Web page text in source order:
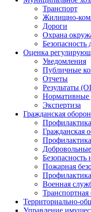
Транспорт
Жилищно-
Дороги
Охрана
Оценка
Уведомления
Публичные
Отчеты
Результаты
Нормативные
Экспертиза
Гражданская
Гражданская
Безопасность
Пожарная
Военная
Транспортная
Территориально-